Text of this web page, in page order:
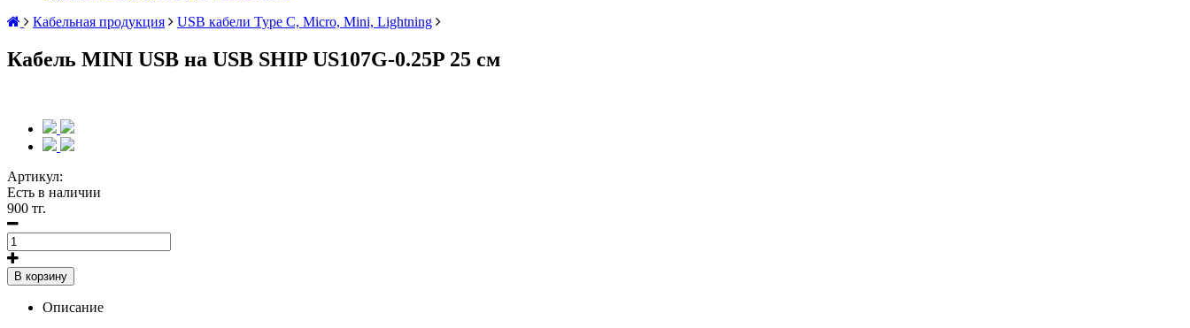
Кабельная продукция
USB кабели Type C, Micro, Mini, Lightning
Кабель MINI USB на USB SHIP US107G-0.25P 25 см
Артикул:
Есть в наличии
900 тг.
В корзину
Описание